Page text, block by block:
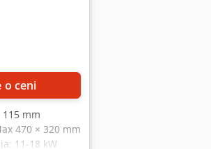
o ceni
mm
470 × 320 mm
11-18 kW